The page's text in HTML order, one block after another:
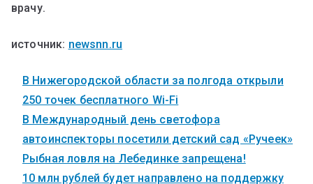
врачу.
источник: newsnn.ru
В Нижегородской области за полгода открыли
250 точек бесплатного Wi-Fi
В Международный день светофора
автоинспекторы посетили детский сад «Ручеек»
Рыбная ловля на Лебединке запрещена!
10 млн рублей будет направлено на поддержку